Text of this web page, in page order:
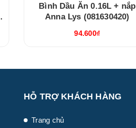
Bình Dầu Ăn 0.16L + nắp
Anna Lys (081630420)
94.600₫
HỖ TRỢ KHÁCH HÀNG
Trang chủ